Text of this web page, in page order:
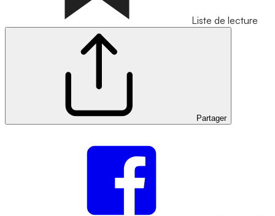
Liste de lecture
Partager